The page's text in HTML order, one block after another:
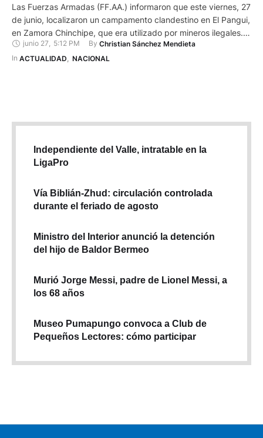
Las Fuerzas Armadas (FF.AA.) informaron que este viernes, 27
de junio, localizaron un campamento clandestino en El Pangui,
en Zamora Chinchipe, que era utilizado por mineros ilegales.
El descubrimiento se dio en el sector Numbaime, durante una
operación militar cuyo objetivo fue combatir la minería ilegal.
junio 27, 5:12 PM By Christian Sánchez Mendieta
In ACTUALIDAD NACIONAL
Independiente del Valle, intratable en la
LigaPro
Vía Biblián-Zhud: circulación controlada
durante el feriado de agosto
Ministro del Interior anunció la detención
del hijo de Baldor Bermeo
Murió Jorge Messi, padre de Lionel Messi, a
los 68 años
Museo Pumapungo convoca a Club de
Pequeños Lectores: cómo participar